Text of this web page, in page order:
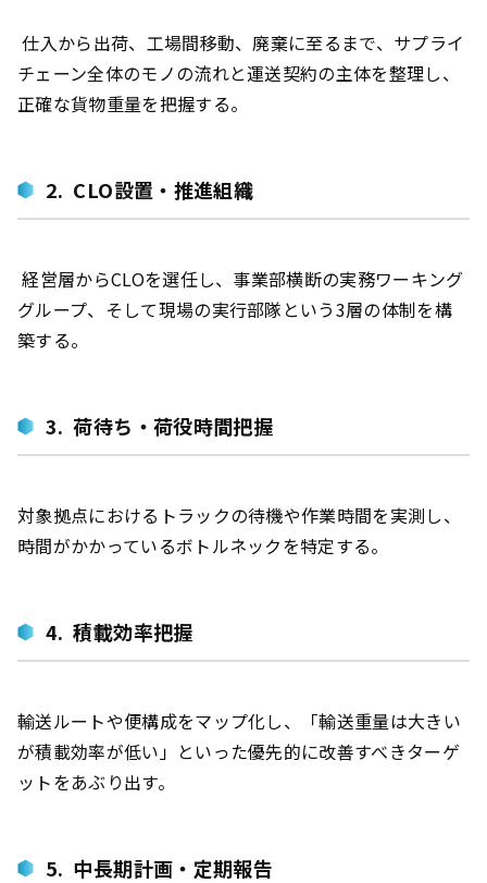
仕入から出荷、工場間移動、廃棄に至るまで、サプライ
チェーン全体のモノの流れと運送契約の主体を整理し、
正確な貨物重量を把握する。
2. CLO設置・推進組織
経営層からCLOを選任し、事業部横断の実務ワーキング
グループ、そして現場の実行部隊という3層の体制を構
築する。
3. 荷待ち・荷役時間把握
対象拠点におけるトラックの待機や作業時間を実測し、
時間がかかっているボトルネックを特定する。
4. 積載効率把握
輸送ルートや便構成をマップ化し、「輸送重量は大きい
が積載効率が低い」といった優先的に改善すべきターゲ
ットをあぶり出す。
5. 中長期計画・定期報告